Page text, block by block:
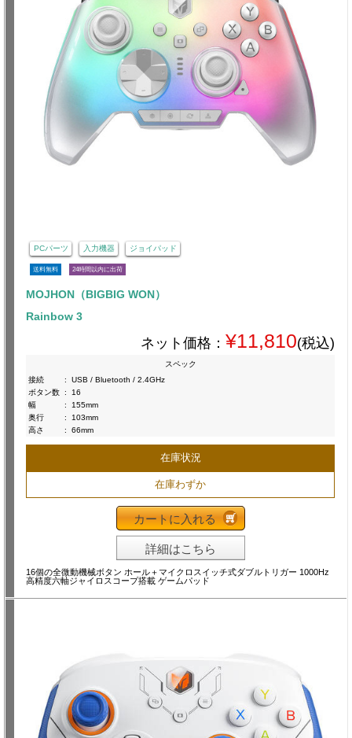
PCパーツ 入力機器 ジョイパッド
送料無料 24時間以内に出荷
MOJHON（BIGBIG WON）
Rainbow 3
ネット価格： ¥11,810(税込)
スペック
接続
:
USB / Bluetooth / 2.4GHz
ボタン数 :
16
幅
:
155mm
奥行
:
103mm
高さ
: 66mm
在庫状況
在庫わずか
カートに入れる
詳細はこちら
16個の全微動機械ボタン ホール＋マイクロスイッチ式ダブルトリガー 1000Hz
高精度六軸ジャイロスコープ搭載 ゲームパッド